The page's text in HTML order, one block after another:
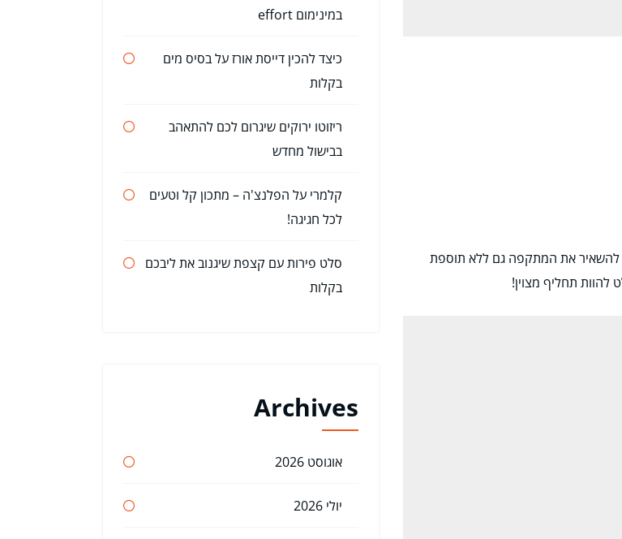
להשאיר את המתקפה גם ללא תוספת
להוות תחליף מצוין!
במינימום effort
כיצד להכין דייסת אורז על בסיס מים
בקלות
ריזוטו ירוקים שיגרום לכם להתאהב
בבישול מחדש
קלמרי על הפלנצ'ה – מתכון קל וטעים
לכל חגיגה!
סלט פירות עם קצפת שיגנוב את ליבכם
בקלות
Archives
אוגוסט 2026
יולי 2026